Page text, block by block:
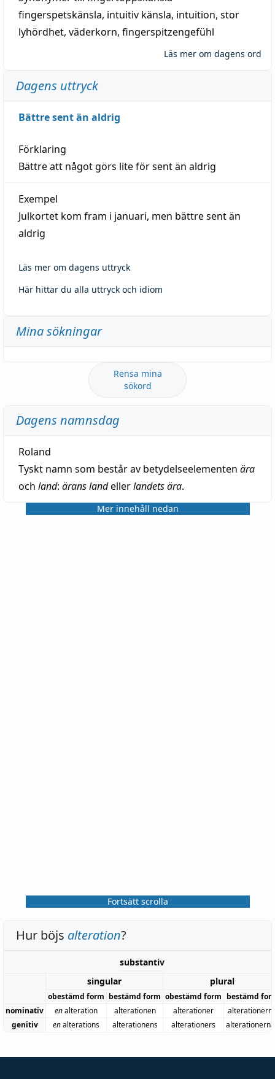
fingerspetskänsla, intuitiv känsla, intuition, stor
lyhördhet, väderkorn, fingerspitzengefühl
Läs mer om dagens ord
Dagens uttryck
Bättre sent än aldrig
Förklaring
Bättre att något görs lite för sent än aldrig
Exempel
Julkortet kom fram i januari, men bättre sent än
aldrig
Läs mer om dagens uttryck
Här hittar du alla uttryck och idiom
Mina sökningar
Rensa mina
sökord
Dagens namnsdag
Roland
Tyskt namn som består av betydelseelementen ära
och land: ärans landellerlandets ära.
Mer innehåll nedan
Fortsätt scrolla
Hur böjs alteration?
substantiv
singular
plural
obestämd form bestämd form obestämd form bestämd
nominativ
enalteration alterationen alterationer
genitiv
enalterations alterationens alterationers